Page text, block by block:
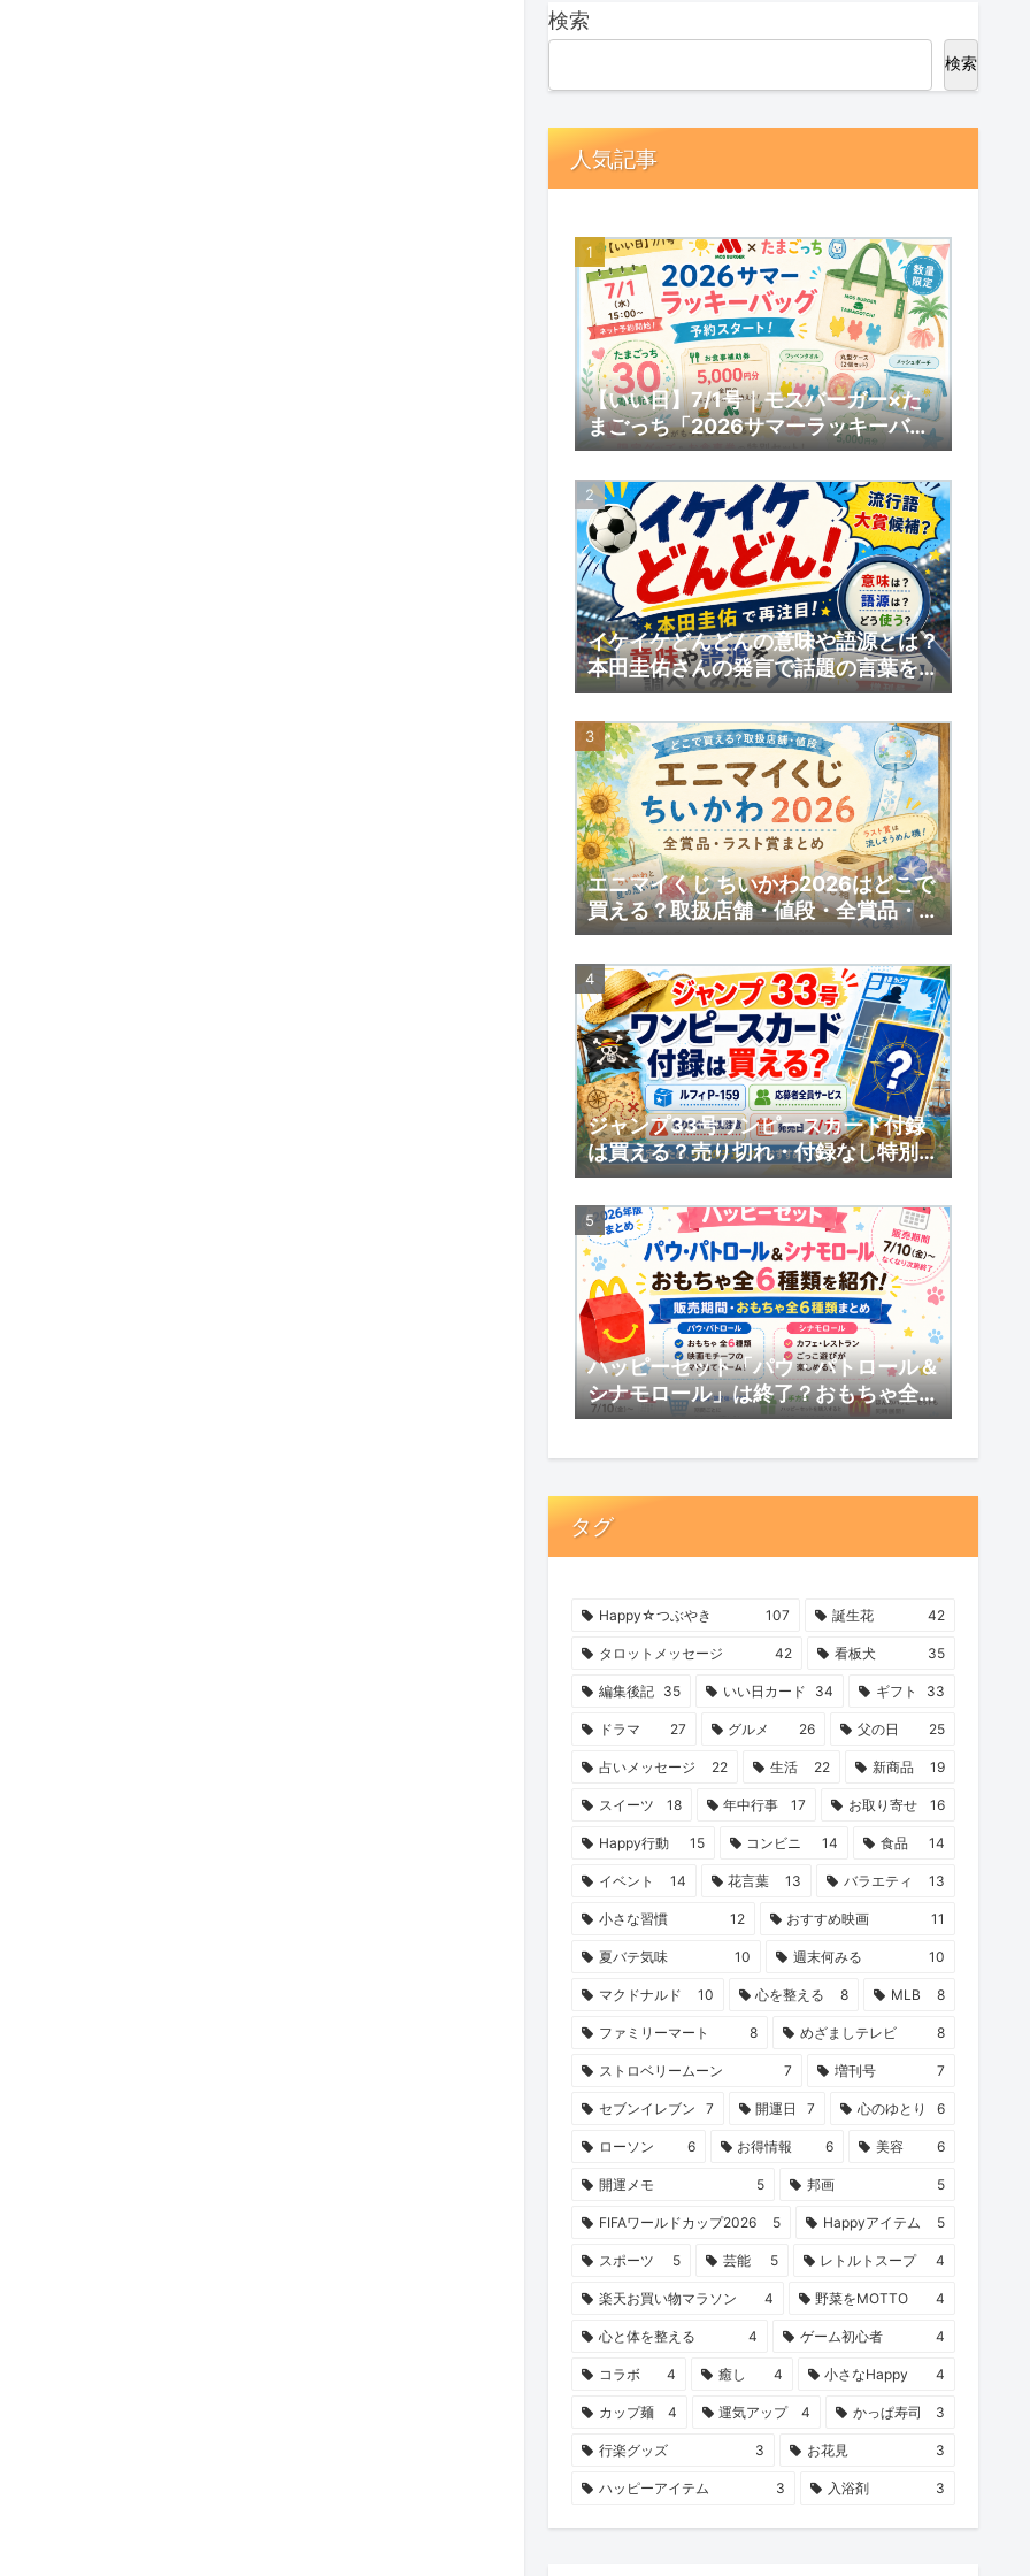
検索
検索
人気記事
【いい日】7/1号｜モスバーガー×た
まごっち「2026サマーラッキーバッ
グ」予約スタート！数量限定の内容と
予約情報
イケイケどんどんの意味や語源とは？
本田圭佑さんの発言で話題の言葉を調
べてみた｜【いい日】増刊号
エニマイくじ ちいかわ2026はどこで
買える？取扱店舗・値段・全賞品・ラ
スト賞まとめ
ジャンプ33号ワンピースカード付録
は買える？売り切れ・付録なし特別版
の受注販売・応募者全員サービスまと
め
ハッピーセット「パウ・パトロール＆
シナモロール」は終了？おもちゃ全6
種類・販売期間まとめ
タグ
Happy☆つぶやき 107 誕生花 42
タロットメッセージ 42 看板犬 35
編集後記 35 いい日カード 34 ギフト 33
ドラマ 27 グルメ 26 父の日 25
占いメッセージ 22 生活 22 新商品 19
スイーツ 18 年中行事 17 お取り寄せ 16
Happy行動 15 コンビニ 14 食品 14
イベント 14 花言葉 13 バラエティ 13
小さな習慣 12 おすすめ映画 11
夏バテ気味 10 週末何みる 10
マクドナルド 10 心を整える 8 MLB 8
ファミリーマート 8 めざましテレビ 8
ストロベリームーン 7 増刊号 7
セブンイレブン 7 開運日 7 心のゆとり 6
ローソン 6 お得情報 6 美容 6
開運メモ 5 邦画 5
FIFAワールドカップ2026 5 Happyアイテム 5
スポーツ 5 芸能 5 レトルトスープ 4
楽天お買い物マラソン 4 野菜をMOTTO 4
心と体を整える 4 ゲーム初心者 4
コラボ 4 癒し 4 小さなHappy 4
カップ麺 4 運気アップ 4 かっぱ寿司 3
行楽グッズ 3 お花見 3
ハッピーアイテム 3 入浴剤 3